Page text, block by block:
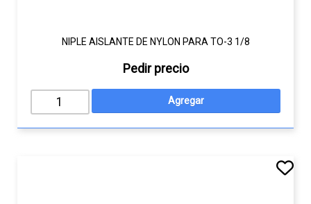
NIPLE AISLANTE DE NYLON PARA TO-3 1/8
Pedir precio